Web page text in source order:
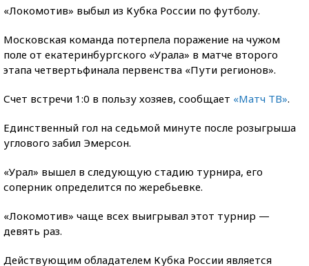
«Локомотив» выбыл из Кубка России по футболу.
Московская команда потерпела поражение на чужом
поле от екатеринбургского «Урала» в матче второго
этапа четвертьфинала первенства «Пути регионов».
Счет встречи 1:0 в пользу хозяев, сообщает «Матч ТВ».
Единственный гол на седьмой минуте после розыгрыша
углового забил Эмерсон.
«Урал» вышел в следующую стадию турнира, его
соперник определится по жеребьевке.
«Локомотив» чаще всех выигрывал этот турнир —
девять раз.
Действующим обладателем Кубка России является